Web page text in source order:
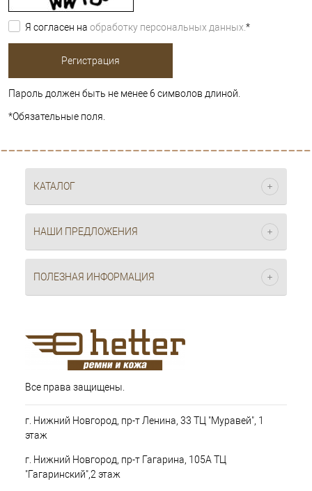
Я согласен на обработку персональных данных. *
Пароль должен быть не менее 6 символов длиной.
*Обязательные поля.
КАТАЛОГ
НАШИ ПРЕДЛОЖЕНИЯ
ПОЛЕЗНАЯ ИНФОРМАЦИЯ
Все права защищены.
г. Нижний Новгород, пр-т Ленина, 33 ТЦ "Муравей", 1
этаж
г. Нижний Новгород, пр-т Гагарина, 105А ТЦ
"Гагаринский",2 этаж